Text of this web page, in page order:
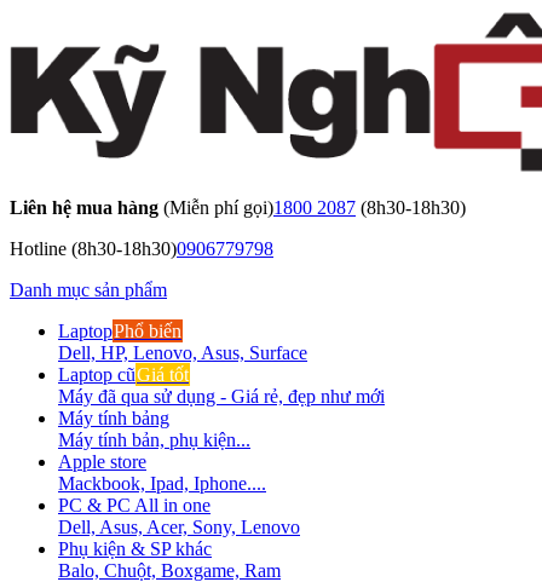
Liên hệ mua hàng (Miễn phí gọi)1800 2087 (8h30-18h30)
Hotline (8h30-18h30)0906779798
Danh mục sản phẩm
LaptopPhổ biến
Dell, HP, Lenovo, Asus, Surface
Laptop cũGiá tốt
Máy đã qua sử dụng - Giá rẻ, đẹp như mới
Máy tính bảng
Máy tính bản, phụ kiện...
Apple store
Mackbook, Ipad, Iphone....
PC & PC All in one
Dell, Asus, Acer, Sony, Lenovo
Phụ kiện & SP khác
Balo, Chuột, Boxgame, Ram